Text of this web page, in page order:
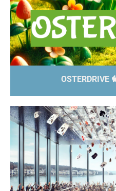
OSTERDRIVE